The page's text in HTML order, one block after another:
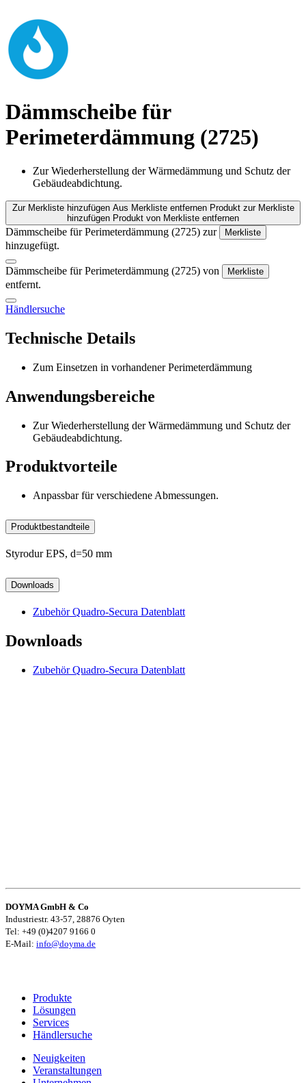
Dämmscheibe für
Perimeterdämmung (2725)
Zur Wiederherstellung der Wärmedämmung und Schutz der
Gebäudeabdichtung.
Zur Merkliste hinzufügen Aus Merkliste entfernen Produkt zur Merkliste
hinzufügen Produkt von Merkliste entfernen
Dämmscheibe für Perimeterdämmung (2725) zur Merkliste
hinzugefügt.
Dämmscheibe für Perimeterdämmung (2725) von Merkliste
entfernt.
Händlersuche
Technische Details
Zum Einsetzen in vorhandener Perimeterdämmung
Anwendungsbereiche
Zur Wiederherstellung der Wärmedämmung und Schutz der
Gebäudeabdichtung.
Produktvorteile
Anpassbar für verschiedene Abmessungen.
Produktbestandteile
Styrodur EPS, d=50 mm
Downloads
Zubehör Quadro-Secura Datenblatt
Downloads
Zubehör Quadro-Secura Datenblatt
DOYMA GmbH & Co
Industriestr. 43-57, 28876 Oyten
Tel: +49 (0)4207 9166 0
E-Mail: info@doyma.de
Produkte
Lösungen
Services
Händlersuche
Neuigkeiten
Veranstaltungen